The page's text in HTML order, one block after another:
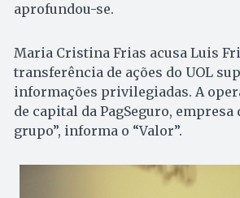
aprofundou-se.
Maria Cristina Frias acusa Luis
transferência de ações do UOL
informações privilegiadas. A
de capital da PagSeguro,
grupo”, informa o “Valor”.